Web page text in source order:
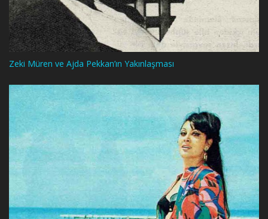
Zeki Müren ve Ajda Pekkan’ın Yakınlaşması